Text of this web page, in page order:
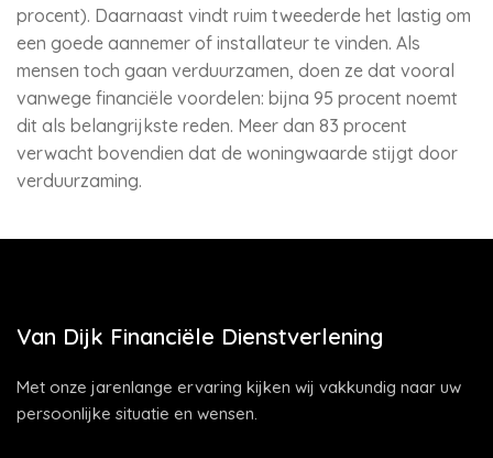
procent). Daarnaast vindt ruim tweederde het lastig om
een goede aannemer of installateur te vinden. Als
mensen toch gaan verduurzamen, doen ze dat vooral
vanwege financiële voordelen: bijna 95 procent noemt
dit als belangrijkste reden. Meer dan 83 procent
verwacht bovendien dat de woningwaarde stijgt door
verduurzaming.
Van Dijk Financiële Dienstverlening
Met onze jarenlange ervaring kijken wij vakkundig naar uw
persoonlijke situatie en wensen.